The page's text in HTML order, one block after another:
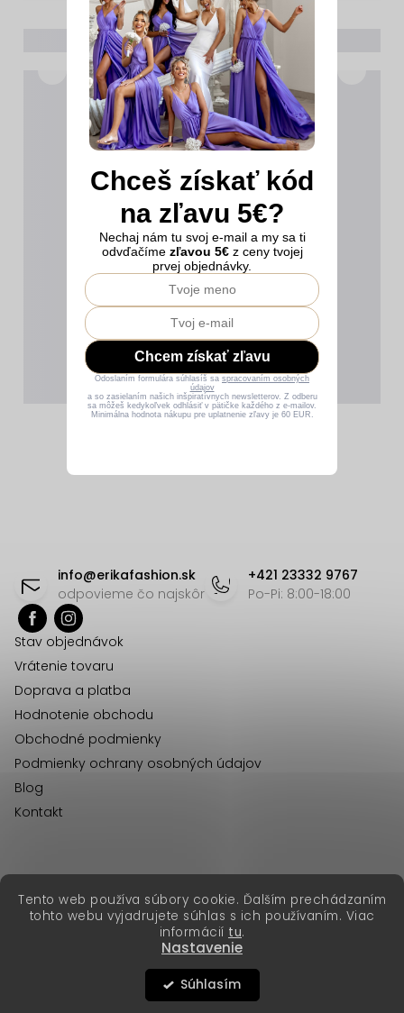
Tento web používa súbory cookie. Ďalším prechádzaním
tohto webu vyjadrujete súhlas s ich používaním. Viac
informácií tu.
Nastavenie
Súhlasím
info@erikafashion.sk
odpovieme čo najskôr
+421 23332 9767
Po-Pi: 8:00-18:00
Stav objednávok
Vrátenie tovaru
Doprava a platba
Hodnotenie obchodu
Obchodné podmienky
Podmienky ochrany osobných údajov
Blog
Kontakt
Vytvoril Shoptet Premium
Copyright 2026Erika Fashion. Všetky práva vyhradené.
erikafashion.cz
Chceš získať kód
na zľavu 5€?
Nechaj nám tu svoj e-mail a my sa ti
odvďačíme zľavou 5€z ceny tvojej
prvej objednávky.
Chcem získať zľavu
Odoslaním formulára súhlasíš sa spracovaním osobných
údajov
a so zasielaním našich inšpiratívnych newsletterov. Z odberu
sa môžeš kedykoľvek odhlásiť v pätičke každého z e-mailov.
Minimálna hodnota nákupu pre uplatnenie zľavy je 60 EUR.